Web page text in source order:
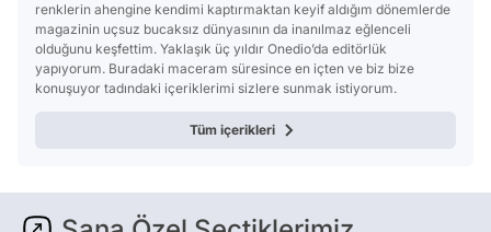
renklerin ahengine kendimi kaptırmaktan keyif aldığım dönemlerde
magazinin uçsuz bucaksız dünyasının da inanılmaz eğlenceli
olduğunu keşfettim. Yaklaşık üç yıldır Onedio’da editörlük
yapıyorum. Buradaki maceram süresince en içten ve biz bize
konuşuyor tadındaki içeriklerimi sizlere sunmak istiyorum.
Tüm içerikleri